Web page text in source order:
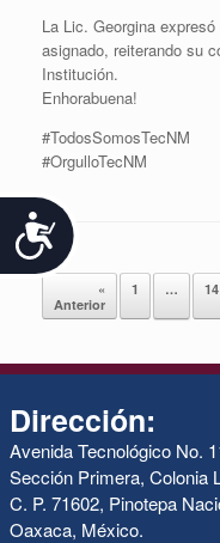
Accesibilidad
La Lic. Georgina
asignado, reiterando su
Institución.
Enhorabuena!
#TodosSomosTecNM
#OrgulloTecNM
Navegador de artículos
«
Anterior
1 … 14
Dirección:
Avenida Tecnológico No.
Sección Primera, Colonia
C. P. 71602, Pinotepa
Oaxaca, México.